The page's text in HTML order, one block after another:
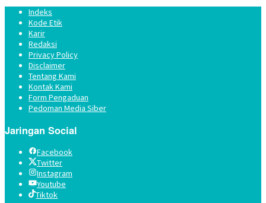
Indeks
Kode Etik
Karir
Redaksi
Privacy Policy
Disclaimer
Tentang Kami
Kontak Kami
Form Pengaduan
Pedoman Media Siber
Jaringan Social
Facebook
Twitter
Instagram
Youtube
Tiktok